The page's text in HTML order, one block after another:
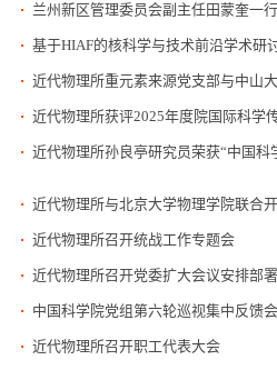
兰州新区管理委员会副主任田蒙奎
基于HIAF的核科学与技术前沿学术
近代物理所获评2025年度院国际科学
近代物理所孙良亭研究员荣获“中国科
近代物理所与北京大学物理学院联合
近代物理所召开统战工作专题会
近代物理所召开党委扩大会议安排部
中国科学院党组第六轮巡视集中反馈
近代物理所召开职工代表大会